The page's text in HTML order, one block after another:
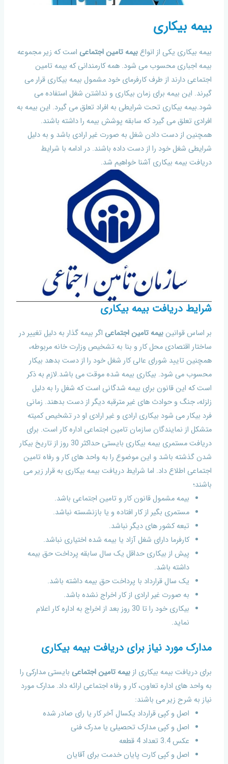
بیمه بیکاری
بیمه بیکاری یکی از انواعبیمه تامین اجتماعی است که زیر مجموعه
بیمه اجباری محسوب می شود. همه کارمندانی که بیمه تامین
اجتماعی دارند از طرف کارفرمای خود مشمول بیمه بیکاری قرار می
گیرند. این بیمه برای زمان بیکاری و نداشتن شغل استفاده می
شود.بیمه بیکاری تحت شرایطی به افراد تعلق می گیرد. این بیمه به
افرادی تعلق می گیرد که سابقه پوشش بیمه را داشته باشند.
همچنین از دست دادن شغل به صورت غیر ارادی باشد و به دلیل
شرایطی شغل خود را از دست داده باشند. در ادامه با شرایط
دریافت بیمه بیکاری آشنا خواهیم شد.
شرایط دریافت بیمه بیکاری
بر اساس قوانینبیمه تامین اجتماعی اگر بیمه گذار به دلیل تغییر در
ساختار اقتصادی محل کار و بنا به تشخیص وزارت خانه مربوطه،
همچنین تایید شورای عالی کار شغل خود را از دست بدهد بیکار
محسوب می شود. بیکاری بیمه شده موقت می باشد.لازم به ذکر
است که این قانون برای بیمه شدگانی است که شغل را به دلیل
زلزله، جنگ و حوادث های غیر مترقبه دیگر از دست بدهند. زمانی
فرد بیکار می شود بیکاری ارادی و غیر ارادی او در تشخیص کمیته
متشکل از نمایندگان سازمان تامین اجتماعی اداره کار است. برای
دریافت مستمری بیمه بیکاری بایستی حداکثر 30 روز از تاریخ بیکار
شدن گذشته باشد و این موضوع را به واحد های کار و رفاه تامین
اجتماعی اطلاع داد. اما شرایط دریافت بیمه بیکاری به قرار زیر می
باشند؛
بیمه مشمول قانون کار و تامین اجتماعی باشد.
مستمری بگیر از کار افتاده و یا بازنشسته نباشد.
تبعه کشور های دیگر نباشد.
کارفرما دارای شغل آزاد یا بیمه شده اختیاری نباشد.
پیش از بیکاری حداقل یک سال سابقه پرداخت حق بیمه
داشته باشد.
یک سال قرارداد با پرداخت حق بیمه داشته باشد.
به صورت غیر ارادی از کار اخراج نشده باشد.
بیکاری خود را تا 30 روز بعد از اخراج به اداره کار اعلام
نماید.
مدارک مورد نیاز برای دریافت بیمه بیکاری
برای دریافت بیمه بیکاری ازبیمه تامین اجتماعی بایستی مدارکی را
به واحد های اداره تعاون، کار و رفاه اجتماعی ارائه داد. مدارک مورد
نیاز به شرح زیر می باشند:
اصل و کپی قرارداد یکسال آخر کار یا رای صادر شده
اصل و کپی مدارک تحصیلی یا مدرک فنی
عکس 3.4 تعداد 4 قطعه
اصل و کپی کارت پایان خدمت برای آقایان